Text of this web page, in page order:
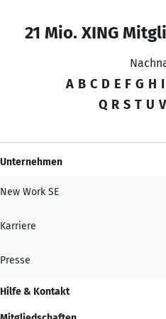
21 Mio. XING
A B C D E F G H I
Q R S T U V
Unternehmen
New Work SE
Karriere
Presse
Hilfe & Kontakt